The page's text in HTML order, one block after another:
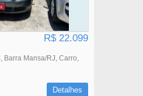
R$ 22.099
Barra Mansa/RJ Carro
Detalhes